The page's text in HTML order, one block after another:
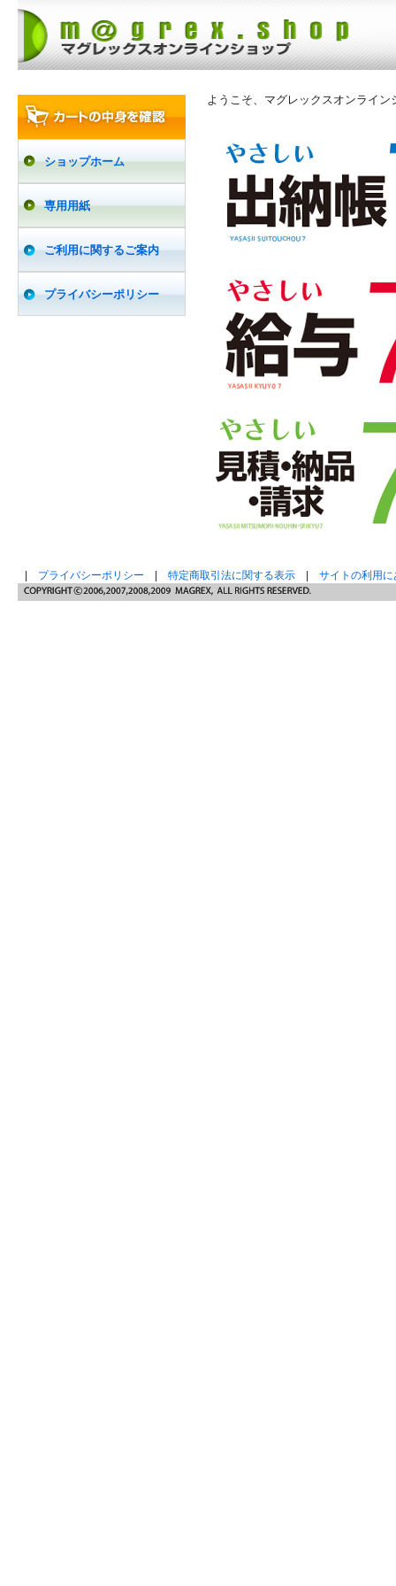
ショップホーム
専用用紙
ご利用に関するご案内
プライバシーポリシー
ようこそ、マグレックスオンライン
プライバシーポリシー 特定商取引法に関する表示 サイトの利用に